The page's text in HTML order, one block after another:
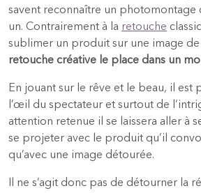
savent reconnaître un photomontage
un. Contrairement à la retouche
sublimer un produit sur une image de
retouche créative le place dans un
En jouant sur le rêve et le beau, il est
l’œil du spectateur et surtout de
attention retenue il se laissera aller à
se projeter avec le produit qu’il
qu’avec une image détourée.
Il ne s’agit donc pas de détourner la